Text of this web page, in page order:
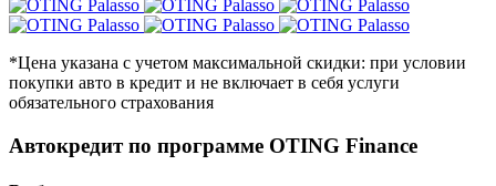
*Цена указана с учетом максимальной скидки: при условии
покупки авто в кредит и не включает в себя услуги
обязательного страхования
Автокредит по программе OTING Finance